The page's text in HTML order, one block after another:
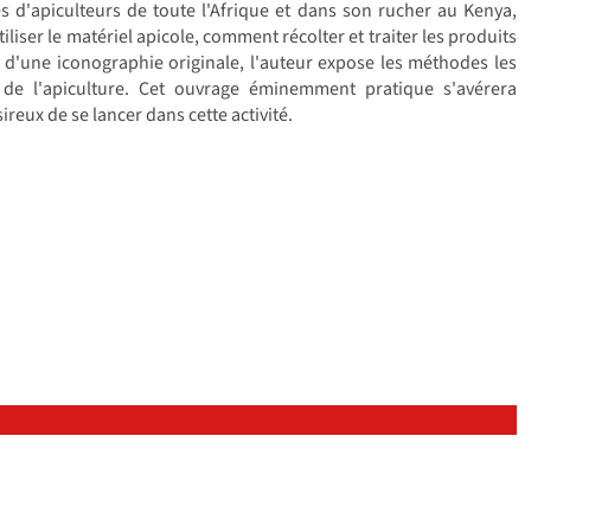
d'apiculteurs de toute l'Afrique et dans son rucher au Kenya,
le matériel apicole, comment récolter et traiter les produits
iconographie originale, l'auteur expose les méthodes les
l'apiculture. Cet ouvrage éminemment pratique s'avérera
de se lancer dans cette activité.